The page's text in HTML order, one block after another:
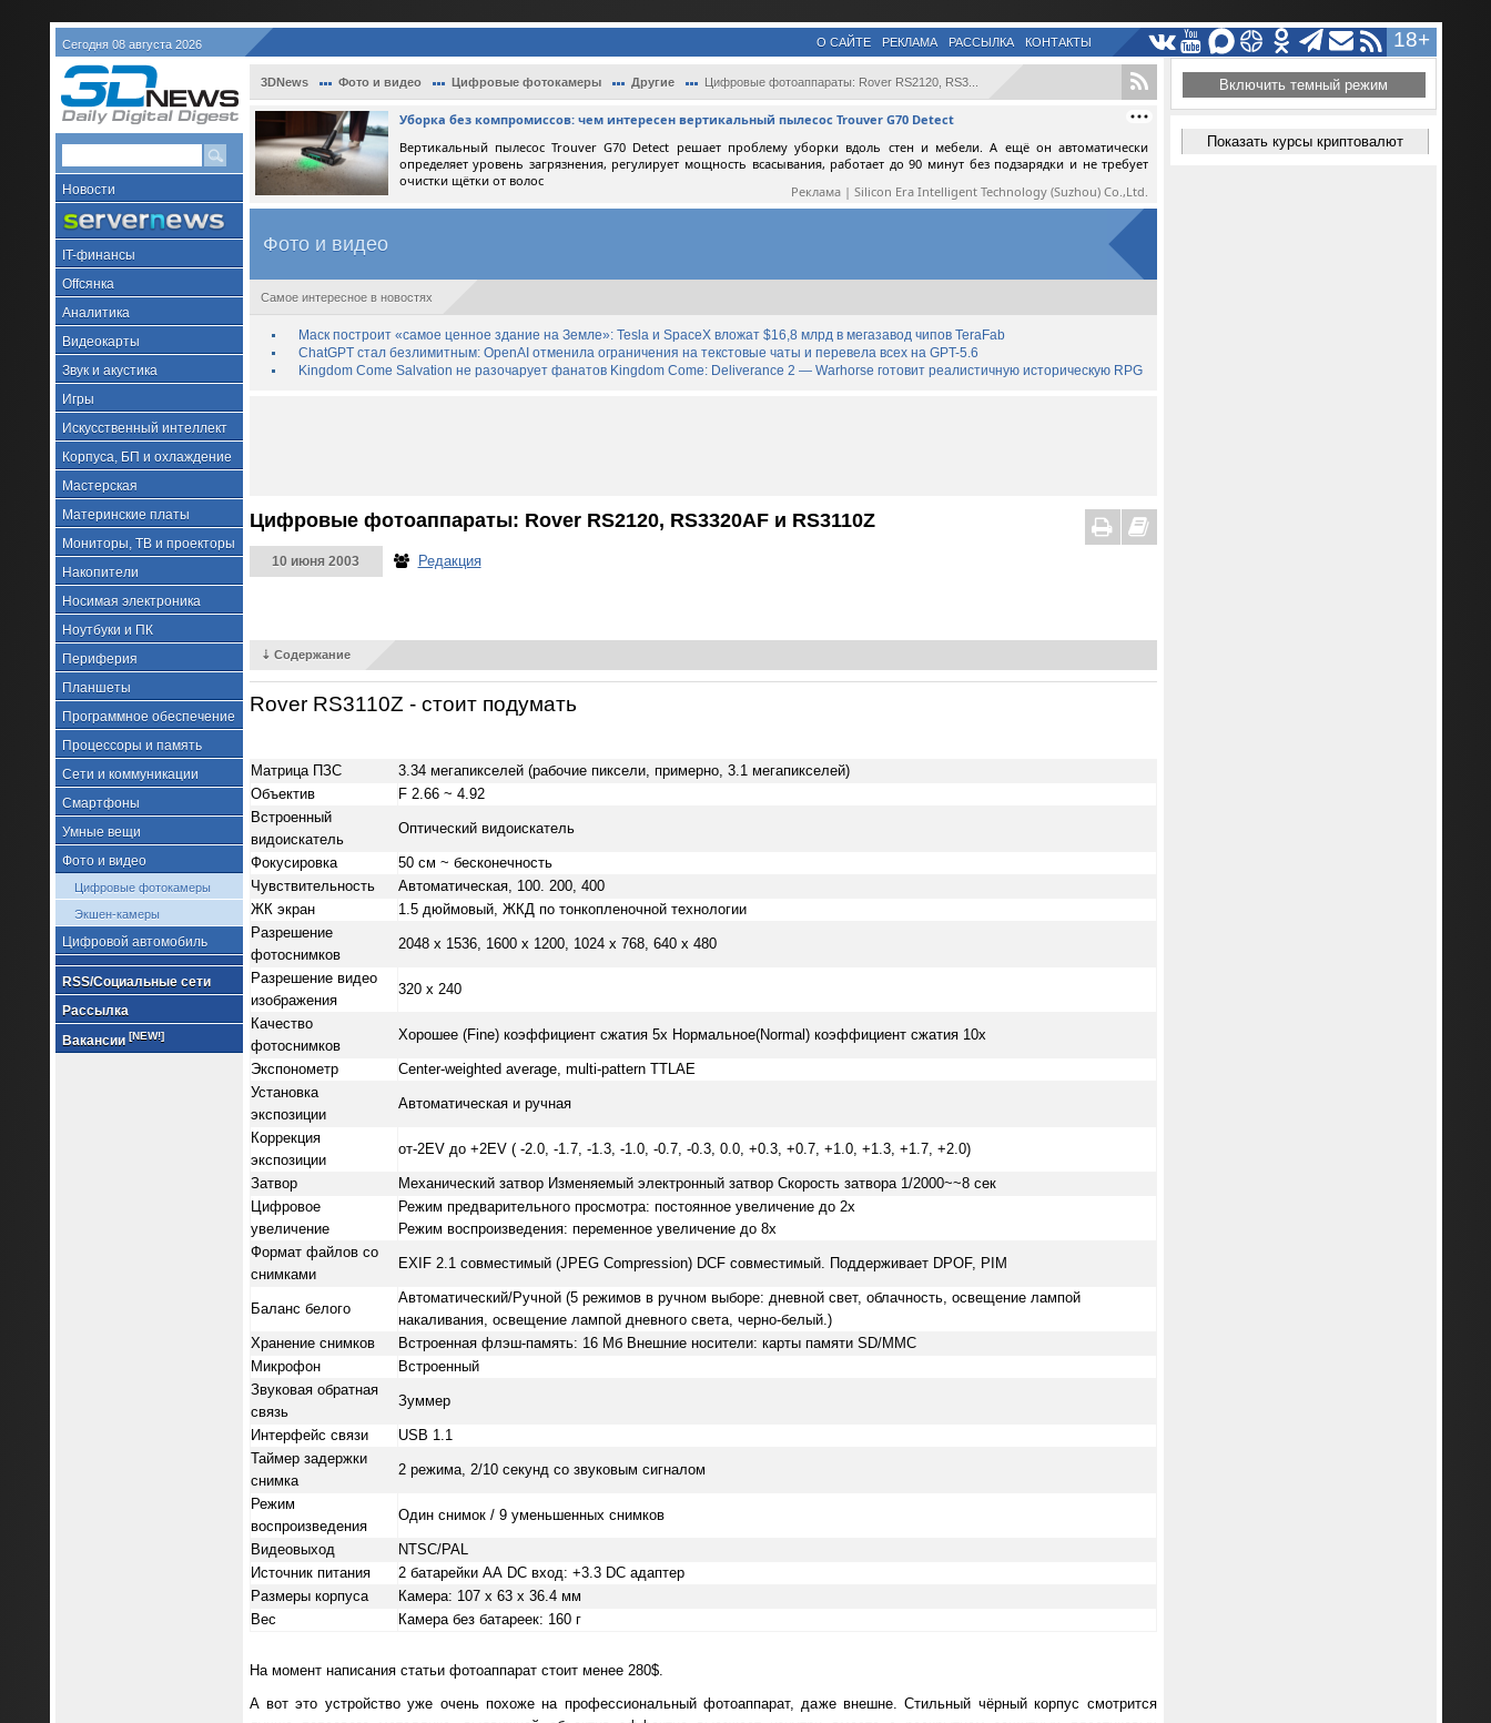
Сегодня 08 августа 2026 18+
О САЙТЕ РЕКЛАМА РАССЫЛКА КОНТАКТЫ
Новости
IT-финансы
Offсянка
Аналитика
Видеокарты
Звук и акустика
Игры
Искусственный интеллект
Корпуса, БП и охлаждение
Мастерская
Материнские платы
Мониторы, ТВ и проекторы
Накопители
Носимая электроника
Ноутбуки и ПК
Периферия
Планшеты
Программное обеспечение
Процессоры и память
Сети и коммуникации
Смартфоны
Умные вещи
Фото и видео
Цифровые фотокамеры
Экшен-камеры
Цифровой автомобиль
RSS/Социальные сети
Рассылка
Вакансии [NEW!]
3DNews Фото и видео Цифровые фотокамеры Другие Цифровые фотоаппараты: Rover RS2120, RS3...
Уборка без компромиссов: чем интересен вертикальный пылесос Trouver G70 Detect
Вертикальный пылесос Trouver G70 Detect решает проблему уборки вдоль стен и мебели. А ещё он автоматически
определяет уровень загрязнения, регулирует мощность всасывания, работает до 90 минут без подзарядки и не требует
очистки щётки от волос
Реклама | Silicon Era Intelligent Technology (Suzhou) Co.,Ltd.
Фото и видео
Самое интересное в новостях
Маск построит «самое ценное здание на Земле»: Tesla и SpaceX вложат $16,8 млрд в мегазавод чипов TeraFab
ChatGPT стал безлимитным: OpenAI отменила ограничения на текстовые чаты и перевела всех на GPT-5.6
Kingdom Come Salvation не разочарует фанатов Kingdom Come: Deliverance 2 — Warhorse готовит реалистичную историческую RPG
Цифровые фотоаппараты: Rover RS2120, RS3320AF и RS3110Z
10 июня 2003 Редакция
⇣ Содержание
Rover RS3110Z - стоит подумать
Матрица ПЗС
3.34 мегапикселей (рабочие пиксели, примерно, 3.1 мегапикселей)
Объектив
F 2.66 ~ 4.92
Встроенный
видоискатель
Оптический видоискатель
Фокусировка
50 см ~ бесконечность
Чувствительность
Автоматическая, 100. 200, 400
ЖК экран
1.5 дюймовый, ЖКД по тонкопленочной технологии
Разрешение
фотоснимков
2048 х 1536, 1600 х 1200, 1024 х 768, 640 х 480
Разрешение видео
изображения
320 х 240
Качество
фотоснимков
Хорошее (Fine) коэффициент сжатия 5х Нормальное(Normal) коэффициент сжатия 10х
Экспонометр
Center-weighted average, multi-pattern TTLAE
Установка
экспозиции
Автоматическая и ручная
Коррекция
экспозиции
от-2EV до +2EV ( -2.0, -1.7, -1.3, -1.0, -0.7, -0.3, 0.0, +0.3, +0.7, +1.0, +1.3, +1.7, +2.0)
Затвор
Механический затвор Изменяемый электронный затвор Скорость затвора 1/2000~~8 сек
Цифровое
увеличение
Режим предварительного просмотра: постоянное увеличение до 2х
Режим воспроизведения: переменное увеличение до 8х
Формат файлов со
снимками
EXIF 2.1 совместимый (JPEG Compression) DCF совместимый. Поддерживает DPOF, PIM
Баланс белого
Автоматический/Ручной (5 режимов в ручном выборе: дневной свет, облачность, освещение лампой
накаливания, освещение лампой дневного света, черно-белый.)
Хранение снимков
Встроенная флэш-память: 16 Мб Внешние носители: карты памяти SD/MMC
Микрофон
Встроенный
Звуковая обратная
связь
Зуммер
Интерфейс связи
USB 1.1
Таймер задержки
снимка
2 режима, 2/10 секунд со звуковым сигналом
Режим
воспроизведения
Один снимок / 9 уменьшенных снимков
Видеовыход
NTSC/PAL
Источник питания
2 батарейки АА DC вход: +3.3 DC адаптер
Размеры корпуса
Камера: 107 х 63 х 36.4 мм
Вес
Камера без батареек: 160 г
На момент написания статьи фотоаппарат стоит менее 280$.
А вот это устройство уже очень похоже на профессиональный фотоаппарат, даже внешне. Стильный чёрный корпус смотрится
Включить темный режим
Показать курсы криптовалют